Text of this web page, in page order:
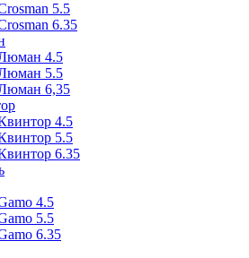
5.5
6.35
4.5
5.5
6,35
4.5
5.5
6.35
4.5
5.5
6.35